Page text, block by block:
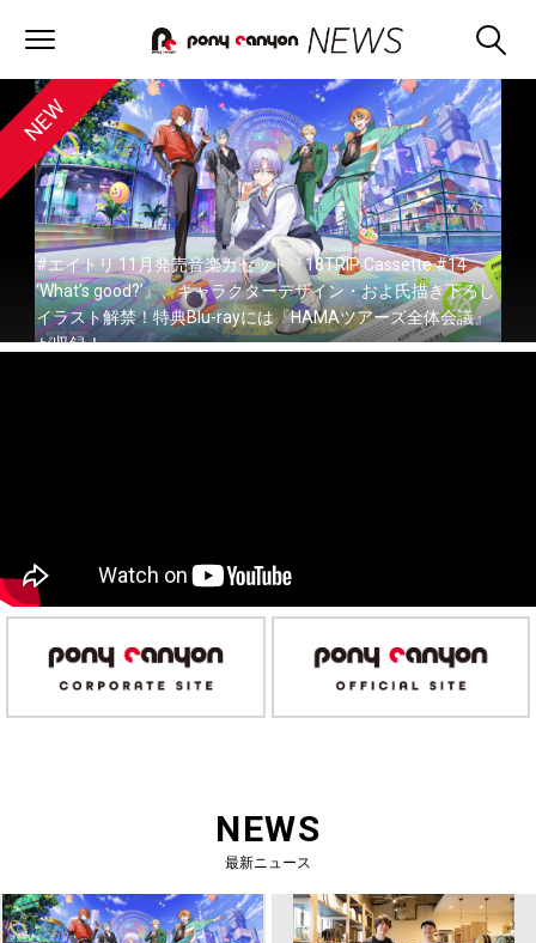
#エイトリ 11月発売音楽カセット『18TRIP Cassette #14
‘What’s good?’』、キャラクターデザイン・およ氏描き下ろし
イラスト解禁！特典Blu-rayには『HAMAツアーズ全体会議』
が収録！
NEWS
最新ニュース